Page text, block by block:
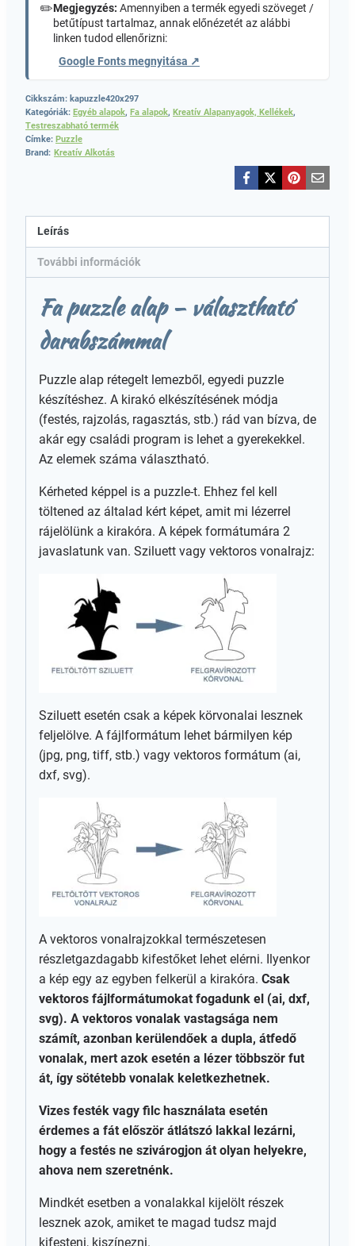
✏️Megjegyzés: Amennyiben a termék egyedi szöveget /
betűtípust tartalmaz, annak előnézetét az alábbi
linken tudod ellenőrizni:
Google Fonts megnyitása ↗
Cikkszám: kapuzzle420x297
Kategóriák: Egyéb alapok, Fa alapok, Kreatív Alapanyagok, Kellékek,
Testreszabható termék
Címke: Puzzle
Brand: Kreatív Alkotás
Leírás
További információk
Fa puzzle alap – választható
darabszámmal
Puzzle alap rétegelt lemezből, egyedi puzzle
készítéshez. A kirakó elkészítésének módja
(festés, rajzolás, ragasztás, stb.) rád van bízva, de
akár egy családi program is lehet a gyerekekkel.
Az elemek száma választható.
Kérheted képpel is a puzzle-t. Ehhez fel kell
töltened az általad kért képet, amit mi lézerrel
rájelölünk a kirakóra. A képek formátumára 2
javaslatunk van. Sziluett vagy vektoros vonalrajz:
Sziluett esetén csak a képek körvonalai lesznek
feljelölve. A fájlformátum lehet bármilyen kép
(jpg, png, tiff, stb.) vagy vektoros formátum (ai,
dxf, svg).
A vektoros vonalrajzokkal természetesen
részletgazdagabb kifestőket lehet elérni. Ilyenkor
a kép egy az egyben felkerül a kirakóra. Csak
vektoros fájlformátumokat fogadunk el (ai, dxf,
svg). A vektoros vonalak vastagsága nem
számít, azonban kerülendőek a dupla, átfedő
vonalak, mert azok esetén a lézer többször fut
át, így sötétebb vonalak keletkezhetnek.
Vizes festék vagy filc használata esetén
érdemes a fát először átlátszó lakkal lezárni,
hogy a festés ne szivárogjon át olyan helyekre,
ahova nem szeretnénk.
Mindkét esetben a vonalakkal kijelölt részek
lesznek azok, amiket te magad tudsz majd
kifesteni, kiszínezni.